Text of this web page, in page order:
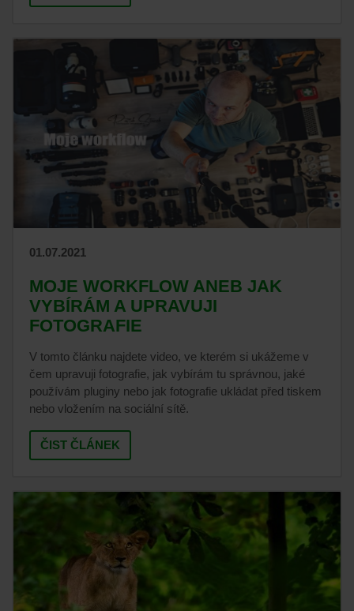
01.07.2021
MOJE WORKFLOW ANEB JAK
VYBÍRÁM A UPRAVUJI
FOTOGRAFIE
V tomto článku najdete video, ve kterém si ukážeme v
čem upravuji fotografie, jak vybírám tu správnou, jaké
používám pluginy nebo jak fotografie ukládat před tiskem
nebo vložením na sociální sítě.
ČIST ČLÁNEK